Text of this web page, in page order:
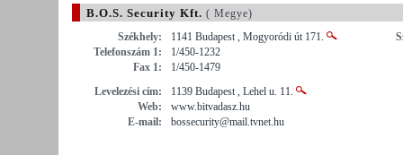
B.O.S. Security Kft. ( Megye)
Székhely:
1141 Budapest , Mogyoródi út 171.
Telefonszám 1:
1/450-1232
Fax 1:
1/450-1479
Levelezési cím:
1139 Budapest , Lehel u. 11.
Web:
www.bitvadasz.hu
E-mail:
bossecurity@mail.tvnet.hu